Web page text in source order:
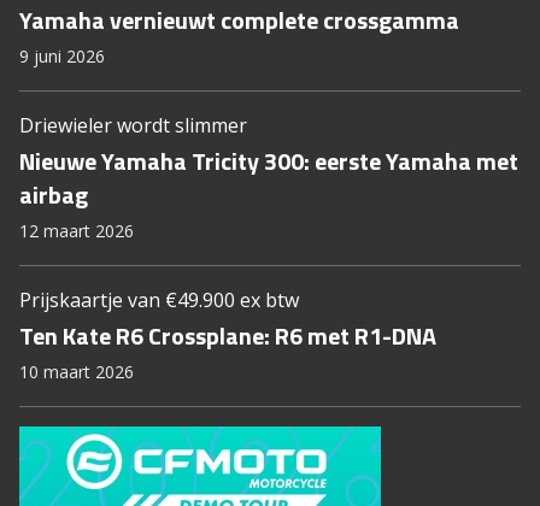
Yamaha vernieuwt complete crossgamma
9 juni 2026
Driewieler wordt slimmer
Nieuwe Yamaha Tricity 300: eerste Yamaha met
airbag
12 maart 2026
Prijskaartje van €49.900 ex btw
Ten Kate R6 Crossplane: R6 met R1-DNA
10 maart 2026